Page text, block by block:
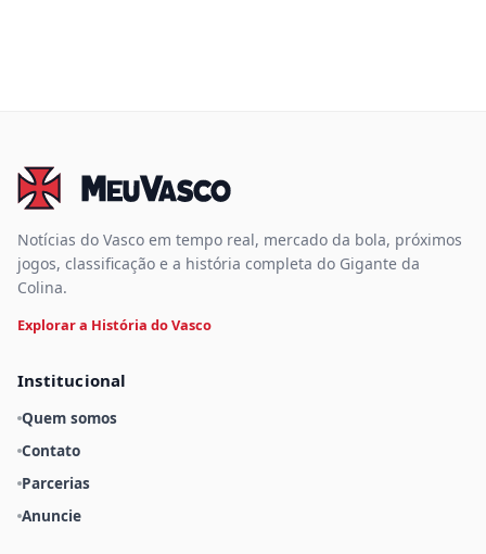
Notícias do Vasco em tempo real, mercado da bola, próximos
jogos, classificação e a história completa do Gigante da
Colina.
Explorar a História do Vasco
Institucional
Quem somos
Contato
Parcerias
Anuncie